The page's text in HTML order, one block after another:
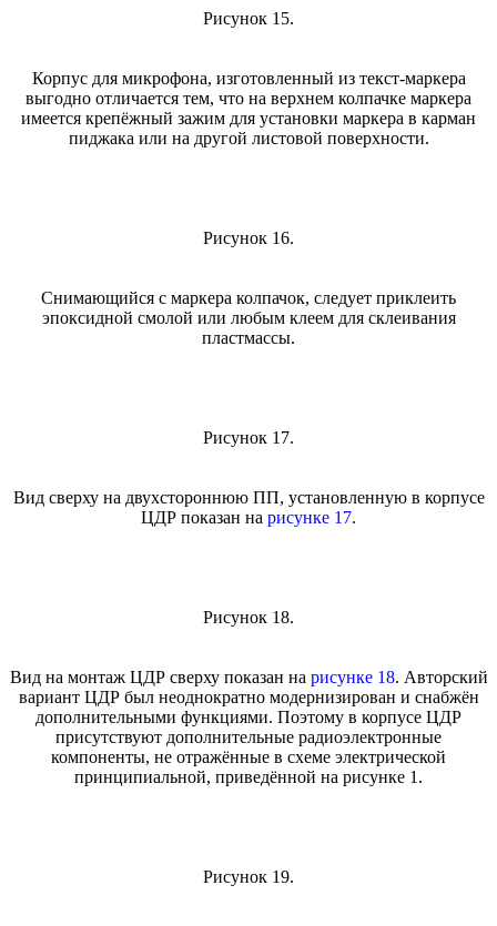
Рисунок 15.
Корпус для микрофона, изготовленный из текст-маркера
выгодно отличается тем, что на верхнем колпачке маркера
имеется крепёжный зажим для установки маркера в карман
пиджака или на другой листовой поверхности.
Рисунок 16.
Снимающийся с маркера колпачок, следует приклеить
эпоксидной смолой или любым клеем для склеивания
пластмассы.
Рисунок 17.
Вид сверху на двухстороннюю ПП, установленную в корпусе
ЦДР показан на рисунке 17.
Рисунок 18.
Вид на монтаж ЦДР сверху показан на рисунке 18. Авторский
вариант ЦДР был неоднократно модернизирован и снабжён
дополнительными функциями. Поэтому в корпусе ЦДР
присутствуют дополнительные радиоэлектронные
компоненты, не отражённые в схеме электрической
принципиальной, приведённой на рисунке 1.
Рисунок 19.